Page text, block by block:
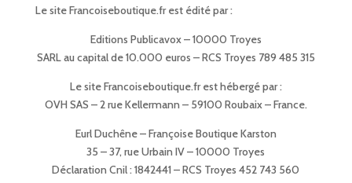
Le site Francoiseboutique.fr est édité par :
Editions Publicavox – 10000 Troyes
SARL au capital de 10.000 euros – RCS Troyes 789 485 315
Le site Francoiseboutique.fr est hébergé par :
OVH SAS – 2 rue Kellermann – 59100 Roubaix – France.
Eurl Duchêne – Françoise Boutique Karston
35 – 37, rue Urbain IV – 10000 Troyes
Déclaration Cnil : 1842441 – RCS Troyes 452 743 560